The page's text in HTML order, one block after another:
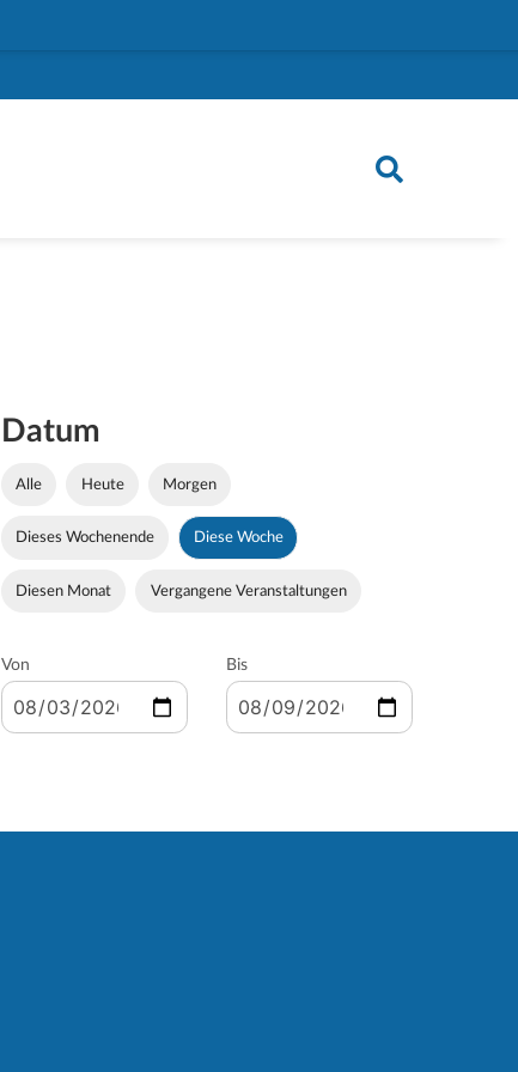
Datum
Alle Heute Morgen
Dieses Wochenende Diese Woche
Diesen Monat Vergangene Veranstaltungen
Von Bis